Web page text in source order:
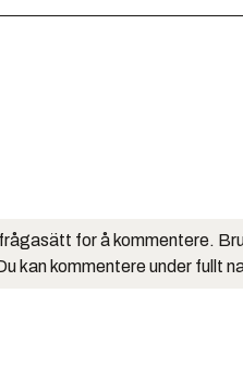
for å kommentere.
kan kommentere under fullt